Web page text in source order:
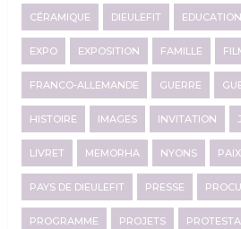
CÉRAMIQUE DIEULEFIT EDUCATION
EXPO EXPOSITION FAMILLE
FRANCO-ALLEMANDE GUERRE
HISTOIRE IMAGES INVITATION
LIVRET MEMORHA NYONS PAIX
PAYS DE DIEULEFIT PRESSE
PROGRAMME PROJETS